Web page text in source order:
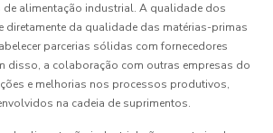
de alimentação industrial. A qualidade dos
diretamente da qualidade das matérias-primas
parcerias sólidas com fornecedores
disso, a colaboração com outras empresas do
e melhorias nos processos produtivos,
na cadeia de suprimentos.